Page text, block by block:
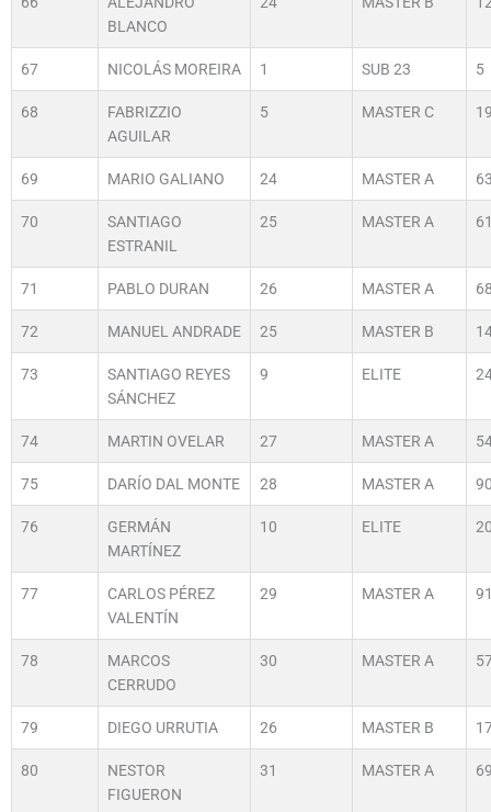
BLANCO
67 NICOLÁS MOREIRA 1 SUB 23 5
68
FABRIZZIO
AGUILAR
5 MASTER C
69 MARIO GALIANO 24 MASTER A
70
SANTIAGO
ESTRANIL
25 MASTER A
71 PABLO DURAN 26 MASTER A
72 MANUEL ANDRADE 25 MASTER B
73
SANTIAGO REYES
SÁNCHEZ
9 ELITE
74 MARTIN OVELAR 27 MASTER A
75 DARÍO DAL MONTE 28 MASTER A
76
GERMÁN
MARTÍNEZ
10 ELITE
77
CARLOS PÉREZ
VALENTÍN
29 MASTER A
78
MARCOS
CERRUDO
30 MASTER A
79 DIEGO URRUTIA 26 MASTER B
80
NESTOR
FIGUERON
31 MASTER A